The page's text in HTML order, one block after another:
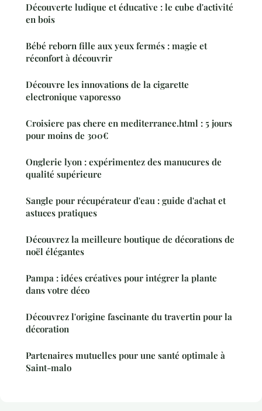
Découverte ludique et éducative : le cube d'activité
en bois
Bébé reborn fille aux yeux fermés : magie et
réconfort à découvrir
Découvre les innovations de la cigarette
electronique vaporesso
Croisiere pas chere en mediterranee.html : 5 jours
pour moins de 300€
Onglerie lyon : expérimentez des manucures de
qualité supérieure
Sangle pour récupérateur d'eau : guide d'achat et
astuces pratiques
Découvrez la meilleure boutique de décorations de
noël élégantes
Pampa : idées créatives pour intégrer la plante
dans votre déco
Découvrez l'origine fascinante du travertin pour la
décoration
Partenaires mutuelles pour une santé optimale à
Saint-malo